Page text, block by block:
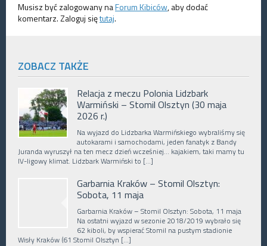
Musisz być zalogowany naForum Kibiców, aby dodać
komentarz. Zaloguj siętutaj.
ZOBACZ TAKŻE
Relacja z meczu Polonia Lidzbark
Warmiński – Stomil Olsztyn (30 maja
2026 r.)
Na wyjazd do Lidzbarka Warmińskiego wybraliśmy się
autokarami i samochodami, jeden fanatyk z Bandy
Juranda wyruszył na ten mecz dzień wcześniej… kajakiem, taki mamy tu
IV-ligowy klimat. Lidzbark Warmiński to […]
Garbarnia Kraków – Stomil Olsztyn:
Sobota, 11 maja
Garbarnia Kraków – Stomil Olsztyn: Sobota, 11 maja
Na ostatni wyjazd w sezonie 2018/2019 wybrało się
62 kiboli, by wspierać Stomil na pustym stadionie
Wisły Kraków (61 Stomil Olsztyn […]